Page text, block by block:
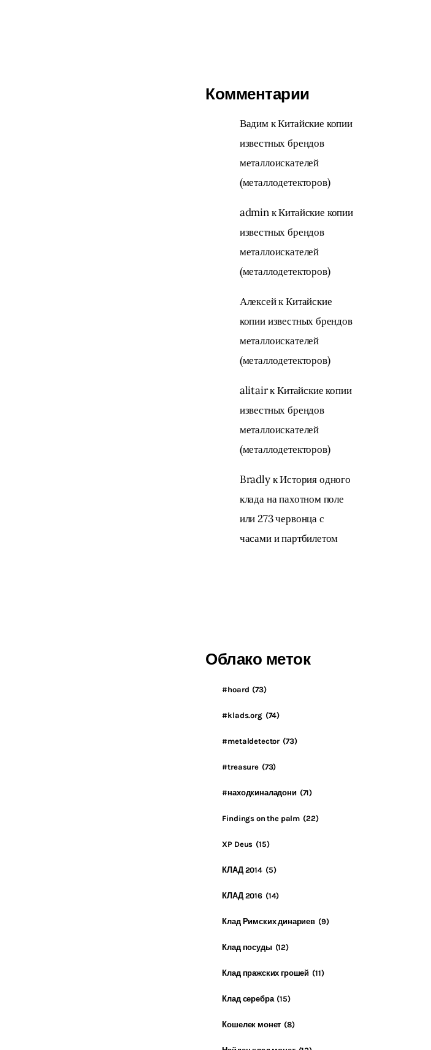
Комментарии
ВадимкКитайские копии
известных брендов
металлоискателей
(металлодетекторов)
adminкКитайские копии
известных брендов
металлоискателей
(металлодетекторов)
АлексейкКитайские
копии известных брендов
металлоискателей
(металлодетекторов)
alitairкКитайские копии
известных брендов
металлоискателей
(металлодетекторов)
BradlyкИстория одного
клада на пахотном поле
или 273 червонца с
часами и партбилетом
Облако меток
#hoard (73)
#klads.org (74)
#metaldetector (73)
#treasure (73)
#находкиналадони (71)
Findings on the palm (22)
XP Deus (15)
КЛАД 2014 (5)
КЛАД 2016 (14)
Клад Римских динариев (9)
Клад посуды (12)
Клад пражских грошей (11)
Клад серебра (15)
Кошелек монет (8)